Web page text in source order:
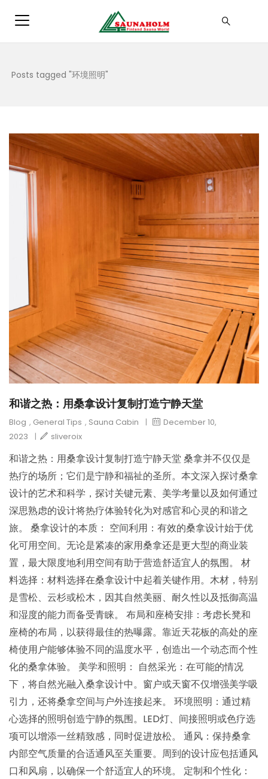
Posts tagged "环境照明"
和谐之热：用桑拿设计复制打造宁静天堂
Blog , General Tips , Sauna Cabin |
December 10,
2023
| sliveroix
和谐之热：用桑拿设计复制打造宁静天堂 桑拿并不仅仅是
热疗的场所；它们是宁静和福祉的圣所。本文深入探讨桑拿
设计的艺术和科学，探讨关键元素、美学考量以及如何通过
深思熟虑的设计将热疗体验转化为对感官和心灵的和谐之
旅。 桑拿设计的本质： 空间利用：有效的桑拿设计始于优
化可用空间。无论是紧凑的家用桑拿还是更大型的商业装
置，最大限度地利用空间有助于营造舒适宜人的氛围。 材
料选择：材料选择在桑拿设计中起着关键作用。木材，特别
是雪松、云杉或松木，因其自然美丽、耐久性以及抵御高温
和湿度的能力而备受青睐。 布局和座椅安排：考虑长凳和
座椅的布局，以获得最佳的热曝露。靠近天花板的高处的座
椅使用户能够体验不同的温度水平，创造出一个动态而个性
化的桑拿体验。 美学和照明： 自然采光：在可能的情况
下，将自然光融入桑拿设计中。窗户或天窗不仅增强美学吸
引力，还将桑拿空间与户外连接起来。 环境照明：通过精
心选择的照明创造宁静的氛围。LED灯、间接照明或色疗选
项可以增添一丝精致感，同时促进放松。 通风：保持桑拿
内部空气质量的合适通风至关重要。周到的设计应包括通风
口和风扇，以确保一个舒适宜人的环境。 定制和个性化：